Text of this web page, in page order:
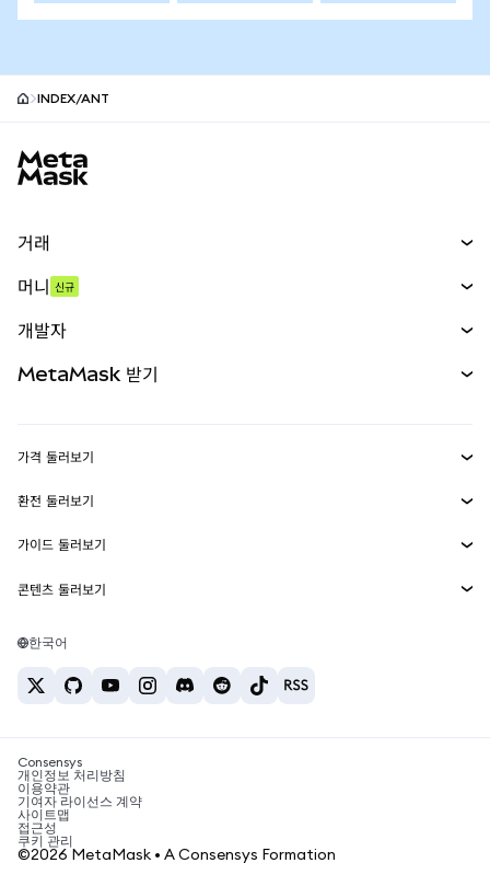
INDEX/ANT
거래
무기한 선물
실물자산
머니 신규
개발자
MetaMask Connect
Snaps
웹3 서비스
MetaMask 받기
보안
고객 지원
채용
가격 둘러보기
이더리움 가격
솔라나 가격
테더 가격
환전 둘러보기
ETH를 USD로 환전
USDT를 INR로 환전
BTC를 INR로 환전
ETH를 USDT로 환전
가이드 둘러보기
ETH 매수
USDT 매수
SHIB 매수
BNB 매수
콘텐츠 둘러보기
솔라나 지갑
암호화폐 세금 뉴스
암호화폐 매수 방법
비트코인 매도 방법
한국어
Consensys
개인정보 처리방침
이용약관
기여자 라이선스 계약
사이트맵
접근성
쿠키 관리
©2026 MetaMask • A Consensys Formation